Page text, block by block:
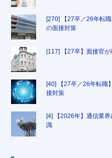
[270] 【27卒／26年転
の面接対策
[117] 【27卒】面接官
[40] 【27卒／26年転職
接対策
[4] 【2026年】通信業
識